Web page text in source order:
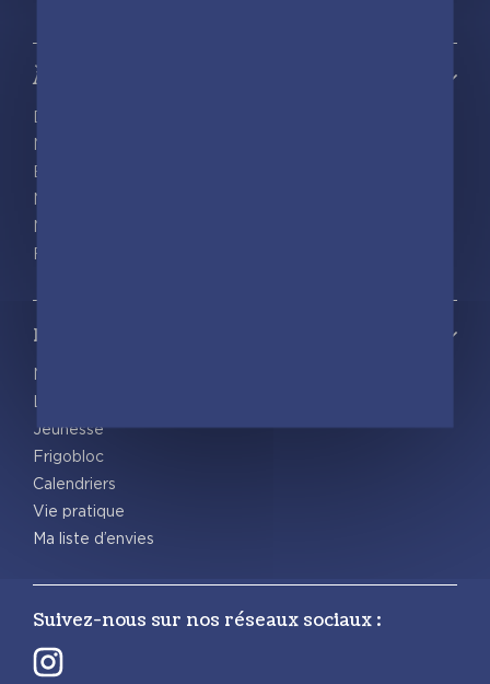
À propos
Découvrir playBac
Nos actualités
Espace pro
Nous rejoindre
Nous contacter
Foreign rights
Notre catalogue
Nos nouveautés
Jeunesse
Frigobloc
Calendriers
Vie pratique
Ma liste d’envies
Suivez-nous sur nos réseaux sociaux :